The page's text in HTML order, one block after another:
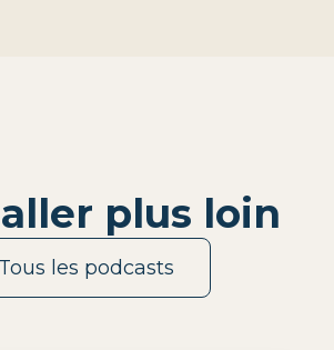
plus loin
Tous les podcasts